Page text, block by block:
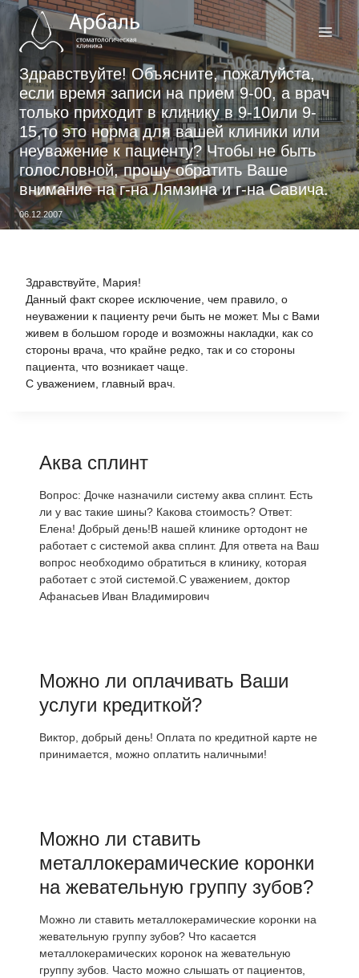
Перейти
содержимому
Здравствуйте! Объясните, пожалуйста,
если время записи на прием 9-00, а врач
только приходит в клинику в 9-10или 9-
15,то это норма для вашей клиники или
неуважение к пациенту? Чтобы не быть
голословной, прошу обратить Ваше
внимание на г-на Лямзина и г-на Савича.
06.12.2007
Здравствуйте, Мария!
Данный факт скорее исключение, чем правило, о
неуважении к пациенту речи быть не может. Мы с Вами
живем в большом городе и возможны накладки, как со
стороны врача, что крайне редко, так и со стороны
пациента, что возникает чаще.
С уважением, главный врач.
Аква сплинт
Вопрос: Дочке назначили систему аква сплинт. Есть
ли у вас такие шины? Какова стоимость? Ответ:
Елена! Добрый день!В нашей клинике ортодонт не
работает с системой аква сплинт. Для ответа на Ваш
вопрос необходимо обратиться в клинику, которая
работает с этой системой.С уважением, доктор
Афанасьев Иван Владимирович
Можно ли оплачивать Ваши
услуги кредиткой?
Виктор, добрый день! Оплата по кредитной карте не
принимается, можно оплатить наличными!
Можно ли ставить
металлокерамические коронки
на жевательную группу зубов?
Можно ли ставить металлокерамические коронки на
жевательную группу зубов? Что касается
металлокерамических коронок на жевательную
группу зубов. Часто можно слышать от пациентов,